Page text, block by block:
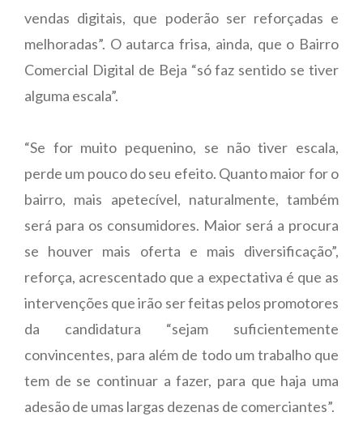
vendas digitais, que poderão ser reforçadas e
melhoradas”. O autarca frisa, ainda, que o Bairro
Comercial Digital de Beja “só faz sentido se tiver
alguma escala”.
“Se for muito pequenino, se não tiver escala,
perde um pouco do seu efeito. Quanto maior for o
bairro, mais apetecível, naturalmente, também
será para os consumidores. Maior será a procura
se houver mais oferta e mais diversificação”,
reforça, acrescentado que a expectativa é que as
intervenções que irão ser feitas pelos promotores
da candidatura “sejam suficientemente
convincentes, para além de todo um trabalho que
tem de se continuar a fazer, para que haja uma
adesão de umas largas dezenas de comerciantes”.